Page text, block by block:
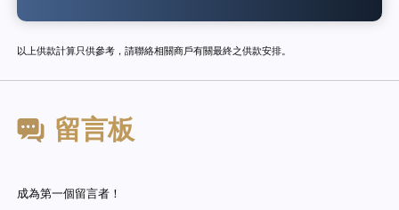
以上供款計算只供參考，請聯絡相關商戶有關最終之供款安排。
留言板
成為第一個留言者！